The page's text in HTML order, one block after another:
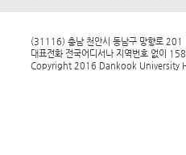
(31116) 충남 천안시 동남구 망향로 201
대표전화 전국어디서나 지역번호 없이
Copyright 2016 Dankook University